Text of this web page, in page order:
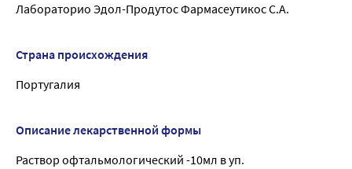
Лабораторио Эдол-Продутос Фармасеутикос С.А.
Страна происхождения
Португалия
Описание лекарственной формы
Раствор офтальмологический -10мл в уп.